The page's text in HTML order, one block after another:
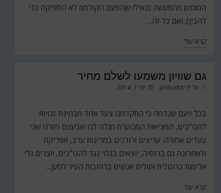
המומים מהמעשה (כאילו שהפעם הקודמת לא הספיקה כדי
להבין); ואם כל זה…
קרא עוד
גם שוויון משמעו לשלם מחיר
על ידי philoshit
פורסם
יוני 7, 2014
בכל פעם שנדמה כי התקדמנו צעד אחד מבחינת זכויות
להט"בים, המציאות המכוערת מגלה לנו שבעצם חזרנו שני
צעדים אחורה. עריצים ורודנים במדינות ערב, אפריקה
ולאחרונה גם ברוסיה, יוצאים בגלוי נגד להט"בים, יוצרים גלי
אלימות ברוטלית ותולים אנשים ברחובות העיר למען…
קרא עוד